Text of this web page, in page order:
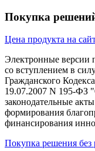
Покупка
Цена продукта на
Электронные версии
со вступлением в
Гражданского
19.07.2007 N 195-ФЗ
законодательные
формирования
финансирования
Покупка решения